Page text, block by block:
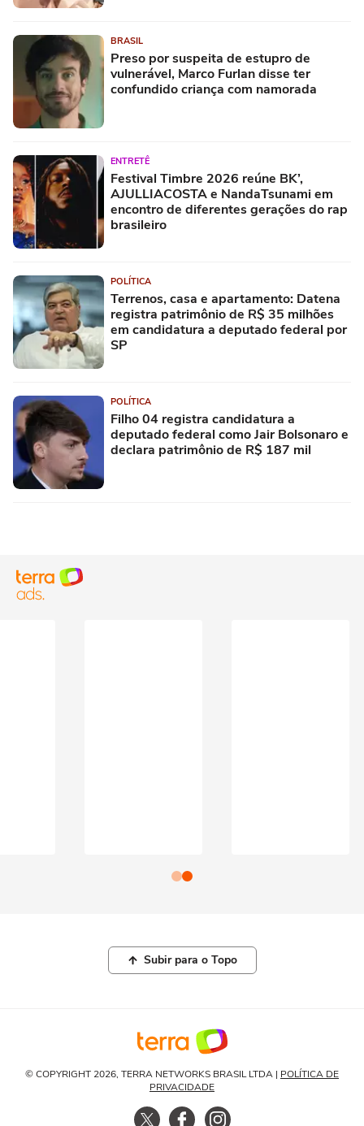
BRASIL
Preso por suspeita de estupro de
vulnerável, Marco Furlan disse ter
confundido criança com namorada
ENTRETÊ
Festival Timbre 2026 reúne BK’,
AJULLIACOSTA e NandaTsunami em
encontro de diferentes gerações do rap
brasileiro
POLÍTICA
Terrenos, casa e apartamento: Datena
registra patrimônio de R$ 35 milhões
em candidatura a deputado federal por
SP
POLÍTICA
Filho 04 registra candidatura a
deputado federal como Jair Bolsonaro e
declara patrimônio de R$ 187 mil
Subir para o Topo
© COPYRIGHT 2026, TERRA NETWORKS BRASIL LTDA | POLÍTICA DE
PRIVACIDADE